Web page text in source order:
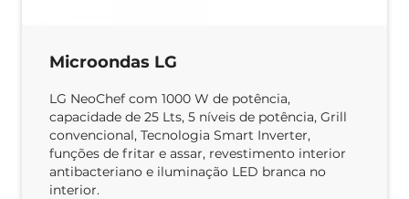
Microondas LG
LG NeoChef com 1000 W de potência,
capacidade de 25 Lts, 5 níveis de potência, Grill
convencional, Tecnologia Smart Inverter,
funções de fritar e assar, revestimento interior
antibacteriano e iluminação LED branca no
interior.